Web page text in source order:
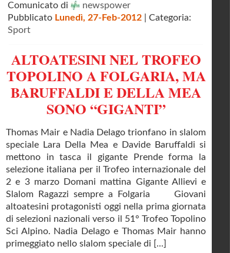
Comunicato di
newspower
Pubblicato Lunedì, 27-Feb-2012 | Categoria:
Sport
ALTOATESINI NEL TROFEO
TOPOLINO A FOLGARIA, MA
BARUFFALDI E DELLA MEA
SONO “GIGANTI”
Thomas Mair e Nadia Delago trionfano in slalom
speciale Lara Della Mea e Davide Baruffaldi si
mettono in tasca il gigante Prende forma la
selezione italiana per il Trofeo internazionale del
2 e 3 marzo Domani mattina Gigante Allievi e
Slalom Ragazzi sempre a Folgaria Giovani
altoatesini protagonisti oggi nella prima giornata
di selezioni nazionali verso il 51° Trofeo Topolino
Sci Alpino. Nadia Delago e Thomas Mair hanno
primeggiato nello slalom speciale di [...]